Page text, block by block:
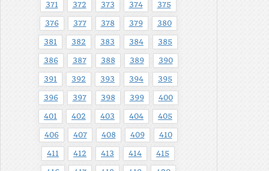
371 372 373 374 375
376 377 378 379 380
381 382 383 384 385
386 387 388 389 390
391 392 393 394 395
396 397 398 399 400
401 402 403 404 405
406 407 408 409 410
411 412 413 414 415